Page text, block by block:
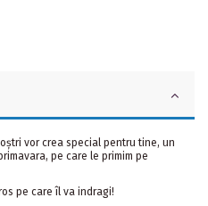
vor crea special pentru tine, un
pe care le primim pe
pe care îl va indragi!